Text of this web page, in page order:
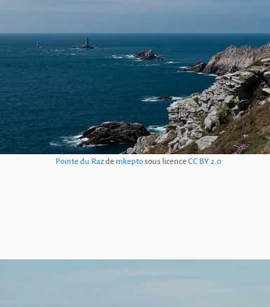
Pointe du Razde mkeptosous licenceCC BY 2.0